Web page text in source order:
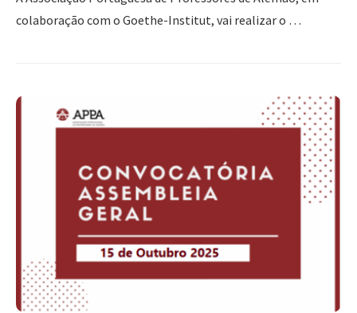
colaboração com o Goethe-Institut, vai realizar o …